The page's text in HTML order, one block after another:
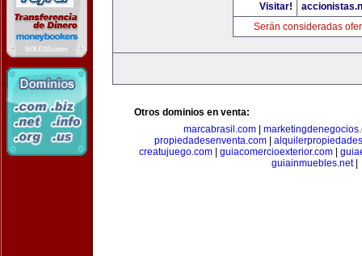
Visitar!
Serán consideradas
Otros dominios en venta:
marcabrasil.com
propiedadesenventa.com
creatujuego.com| guiacomercioexterior.com|
guiainmuebles.net|